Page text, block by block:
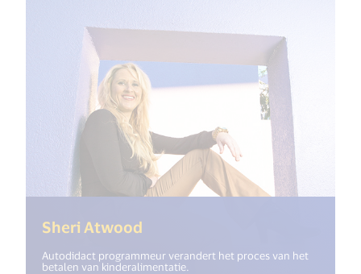
Sheri Atwood
Autodidact programmeur verandert het proces van het
betalen van kinderalimentatie.